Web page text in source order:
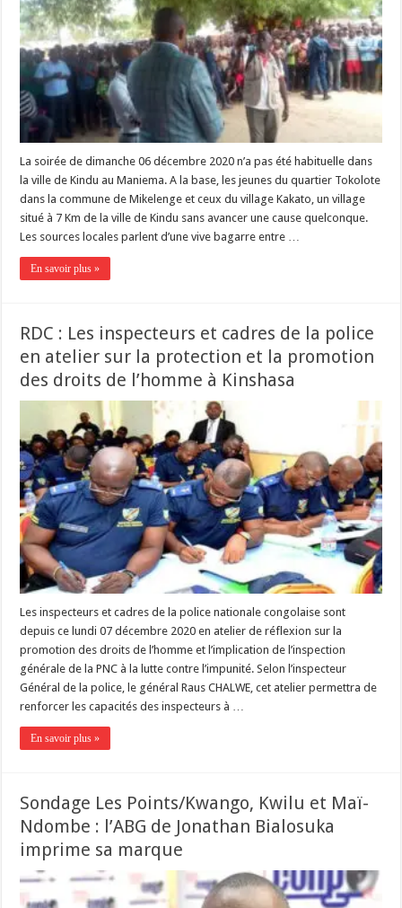
La soirée de dimanche 06 décembre 2020 n’a pas été habituelle dans
la ville de Kindu au Maniema. A la base, les jeunes du quartier Tokolote
dans la commune de Mikelenge et ceux du village Kakato, un village
situé à 7 Km de la ville de Kindu sans avancer une cause quelconque.
Les sources locales parlent d’une vive bagarre entre …
En savoir plus »
RDC : Les inspecteurs et cadres de la police
en atelier sur la protection et la promotion
des droits de l’homme à Kinshasa
Les inspecteurs et cadres de la police nationale congolaise sont
depuis ce lundi 07 décembre 2020 en atelier de réflexion sur la
promotion des droits de l’homme et l’implication de l’inspection
générale de la PNC à la lutte contre l’impunité. Selon l’inspecteur
Général de la police, le général Raus CHALWE, cet atelier permettra de
renforcer les capacités des inspecteurs à …
En savoir plus »
Sondage Les Points/Kwango, Kwilu et Maï-
Ndombe : l’ABG de Jonathan Bialosuka
imprime sa marque